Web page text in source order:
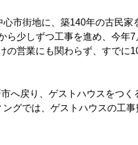
市街地に、築140年の古民家
ら少しずつ工事を進め、今年
の営業にも関わらず、すでに
へ戻り、ゲストハウスをつく
グでは、ゲストハウスの工